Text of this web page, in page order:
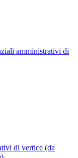
amministrativi di
di vertice (da